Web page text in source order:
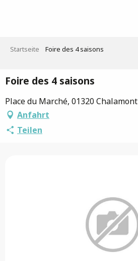
Startseite Foire des 4 saisons
Foire des 4 saisons
Place du Marché, 01320 Chalamont
Anfahrt
Teilen